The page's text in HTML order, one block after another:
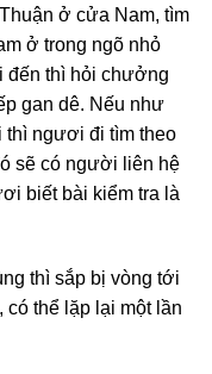
ở cửa Nam, tìm
ở trong ngõ nhỏ
đến thì hỏi chưởng
gan dê. Nếu như
thì ngươi đi tìm theo
sẽ có người liên hệ
biết bài kiểm tra là
thì sắp bị vòng tới
có thể lặp lại một lần